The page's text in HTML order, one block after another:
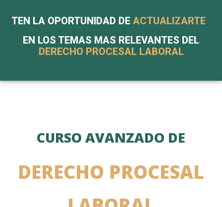
TEN LA OPORTUNIDAD DE ACTUALIZARTE
EN LOS TEMAS MAS RELEVANTES DEL
DERECHO PROCESAL LABORAL
CURSO AVANZADO DE
DERECHO PROCESAL